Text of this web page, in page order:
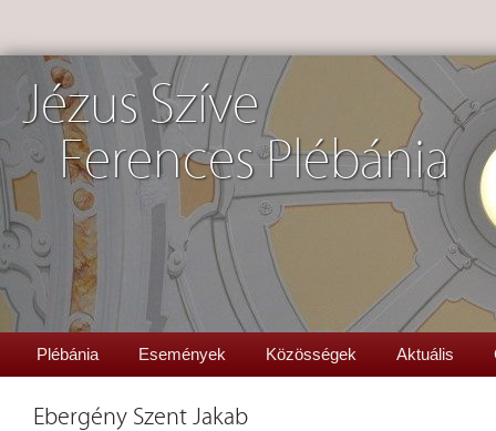
Jézus Szíve
Ferences Plébánia
Plébánia Események Közösségek Aktuális
Ebergény Szent Jakab